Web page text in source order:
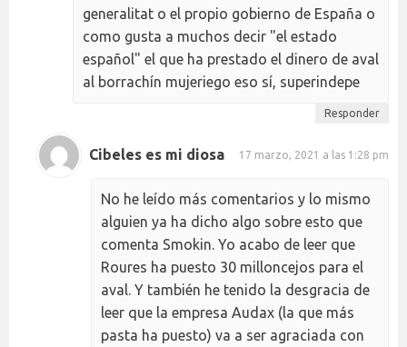
generalitat o el propio gobierno de España o
como gusta a muchos decir "el estado
español" el que ha prestado el dinero de aval
al borrachín mujeriego eso sí, superindepe
Responder
Cibeles es mi diosa 17 marzo, 2021 a las 1:28 pm
No he leído más comentarios y lo mismo
alguien ya ha dicho algo sobre esto que
comenta Smokin. Yo acabo de leer que
Roures ha puesto 30 milloncejos para el
aval. Y también he tenido la desgracia de
leer que la empresa Audax (la que más
pasta ha puesto) va a ser agraciada con